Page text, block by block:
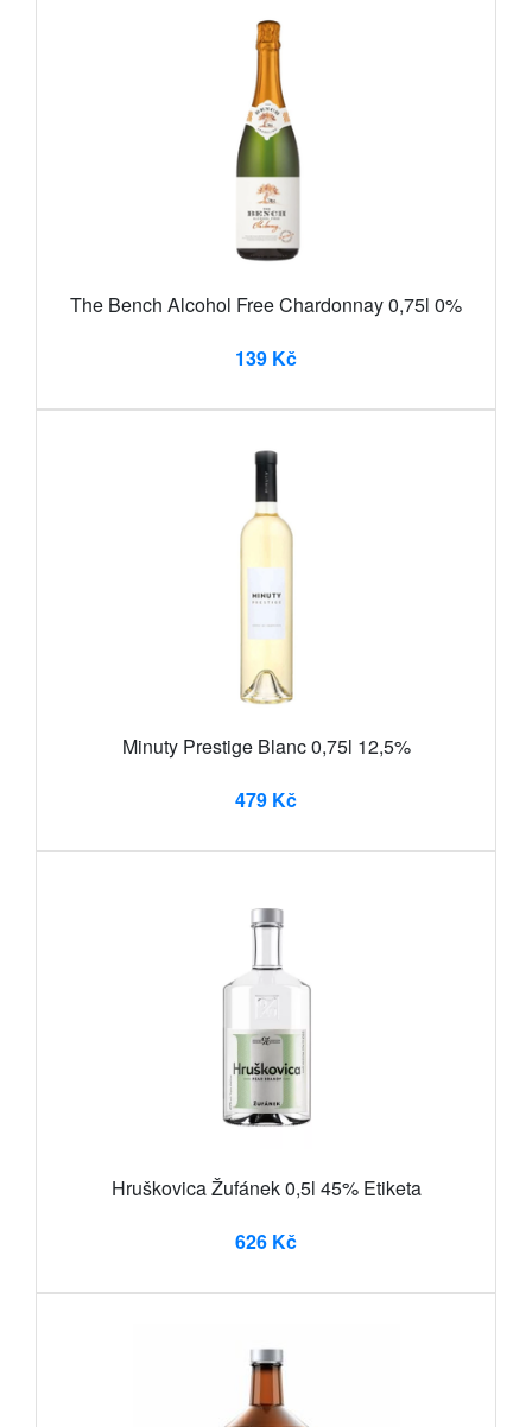
The Bench Alcohol Free Chardonnay 0,75l 0%
139 Kč
Minuty Prestige Blanc 0,75l 12,5%
479 Kč
Hruškovica Žufánek 0,5l 45% Etiketa
626 Kč